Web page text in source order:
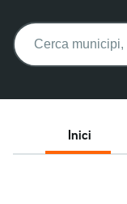
Buscar:
Inici